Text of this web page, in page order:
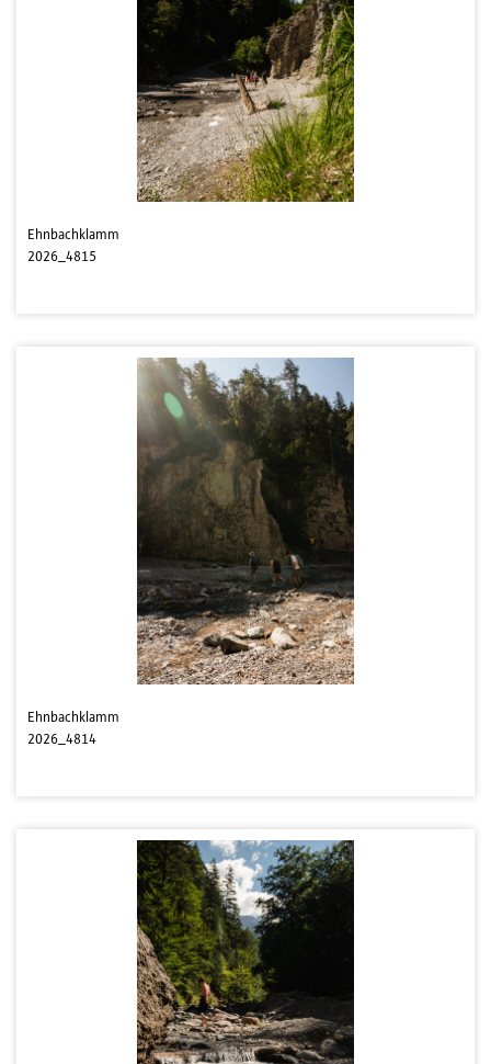
Ehnbachklamm
2026_4815
Ehnbachklamm
2026_4814